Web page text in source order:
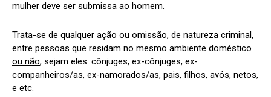
mulher deve ser submissa ao homem.
Trata-se de qualquer ação ou omissão, de natureza criminal,
entre pessoas que residam no mesmo ambiente doméstico
ou não, sejam eles: cônjuges, ex-cônjuges, ex-
companheiros/as, ex-namorados/as, pais, filhos, avós, netos,
e etc.